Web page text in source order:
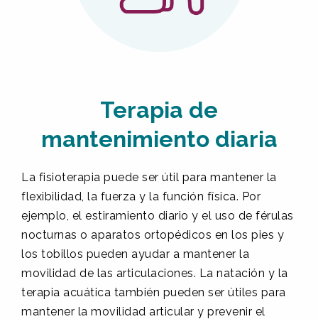
Terapia de
mantenimiento diaria
La fisioterapia puede ser útil para mantener la
flexibilidad, la fuerza y la función física. Por
ejemplo, el estiramiento diario y el uso de férulas
nocturnas o aparatos ortopédicos en los pies y
los tobillos pueden ayudar a mantener la
movilidad de las articulaciones. La natación y la
terapia acuática también pueden ser útiles para
mantener la movilidad articular y prevenir el